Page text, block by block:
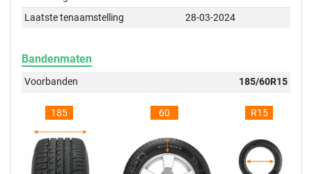
Laatste tenaamstelling
28-03-2024
Bandenmaten
Voorbanden 185/60R15
185 60 R15